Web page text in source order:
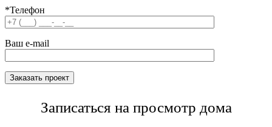
*Телефон
Ваш e-mail
Записаться на просмотр дома